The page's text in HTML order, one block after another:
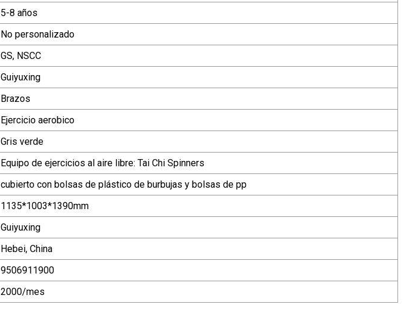
5-8 años
No personalizado
GS, NSCC
Guiyuxing
Brazos
Ejercicio aerobico
Gris verde
Equipo de ejercicios al aire libre: Tai Chi Spinners
cubierto con bolsas de plástico de burbujas y bolsas de pp
1135*1003*1390mm
Guiyuxing
Hebei, China
9506911900
2000/mes